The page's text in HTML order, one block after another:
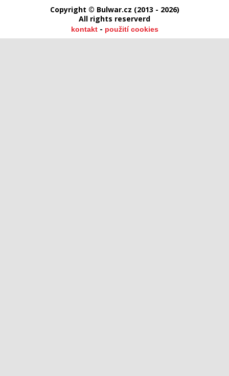
Copyright © Bulwar.cz (2013 - 2026)
All rights reserverd
kontakt- použití cookies